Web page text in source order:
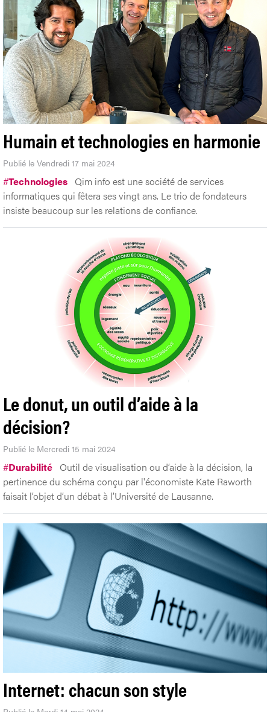
Humain et technologies en harmonie
Publié le Vendredi 17 mai 2024
#Technologies Qim info est une société de services
informatiques qui fêtera ses vingt ans. Le trio de fondateurs
insiste beaucoup sur les relations de confiance.
Le donut, un outil d’aide à la
décision?
Publié le Mercredi 15 mai 2024
#Durabilité Outil de visualisation ou d’aide à la décision, la
pertinence du schéma conçu par l'économiste Kate Raworth
faisait l’objet d’un débat à l’Université de Lausanne.
Internet: chacun son style